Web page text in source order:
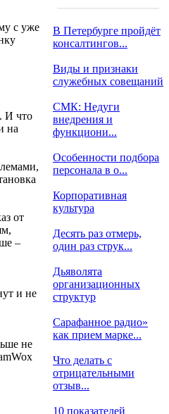
с уже
И что
на
от
–
и не
не
В Петербурге пройдёт
консалтингов...
Виды и признаки
служебных совещаний
СМК: Недуги
внедрения и
функциони...
Особенности подбора
персонала в о...
Корпоративная
культура
Десять раз отмерь,
один раз струк...
Дьяволята
организационных
структур
Сарафанное радио»
как прием марке...
Что делать с
отрицательными
отзыв...
10 показателей